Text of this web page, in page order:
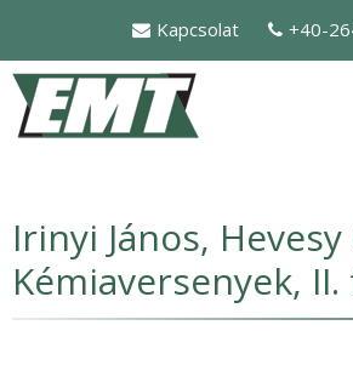
main
content
Kapcsolat
+40-
Irinyi János,
Kémiaversenyek,